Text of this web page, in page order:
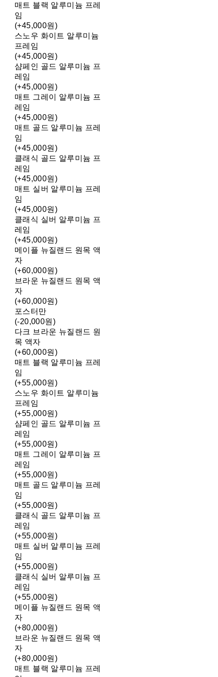
매트 블랙 알루미늄 프레
임
(+45,000원)
스노우 화이트 알루미늄
프레임
(+45,000원)
샴페인 골드 알루미늄 프
레임
(+45,000원)
매트 그레이 알루미늄 프
레임
(+45,000원)
매트 골드 알루미늄 프레
임
(+45,000원)
클래식 골드 알루미늄 프
레임
(+45,000원)
매트 실버 알루미늄 프레
임
(+45,000원)
클래식 실버 알루미늄 프
레임
(+45,000원)
메이플 뉴질랜드 원목 액
자
(+60,000원)
브라운 뉴질랜드 원목 액
자
(+60,000원)
포스터만
(-20,000원)
다크 브라운 뉴질랜드 원
목 액자
(+60,000원)
매트 블랙 알루미늄 프레
임
(+55,000원)
스노우 화이트 알루미늄
프레임
(+55,000원)
샴페인 골드 알루미늄 프
레임
(+55,000원)
매트 그레이 알루미늄 프
레임
(+55,000원)
매트 골드 알루미늄 프레
임
(+55,000원)
클래식 골드 알루미늄 프
레임
(+55,000원)
매트 실버 알루미늄 프레
임
(+55,000원)
클래식 실버 알루미늄 프
레임
(+55,000원)
메이플 뉴질랜드 원목 액
자
(+80,000원)
브라운 뉴질랜드 원목 액
자
(+80,000원)
매트 블랙 알루미늄 프레